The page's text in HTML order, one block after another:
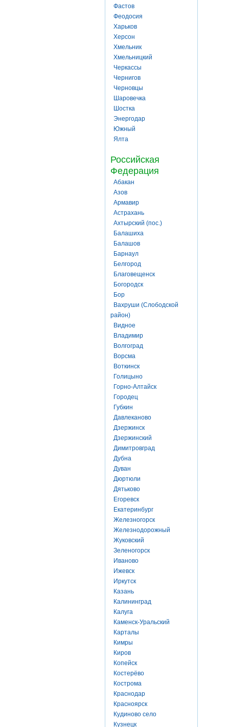
Фастов
Феодосия
Харьков
Херсон
Хмельник
Хмельницкий
Черкассы
Чернигов
Черновцы
Шаровечка
Шостка
Энергодар
Южный
Ялта
Российская
Федерация
Абакан
Азов
Армавир
Астрахань
Ахтырский (пос.)
Балашиха
Балашов
Барнаул
Белгород
Благовещенск
Богородск
Бор
Вахруши (Слободской
район)
Видное
Владимир
Волгоград
Ворсма
Воткинск
Голицыно
Горно-Алтайск
Городец
Губкин
Давлеканово
Дзержинск
Дзержинский
Димитровград
Дубна
Дуван
Дюртюли
Дятьково
Егоревск
Екатеринбург
Железногорск
Железнодорожный
Жуковский
Зеленогорск
Иваново
Ижевск
Иркутск
Казань
Калининград
Калуга
Каменск-Уральский
Карталы
Кимры
Киров
Копейск
Костерёво
Кострома
Краснодар
Красноярск
Кудиново село
Кузнецк